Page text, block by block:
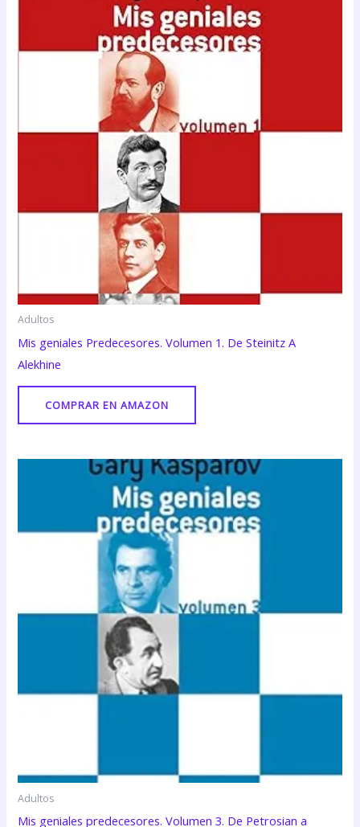
Adultos
Mis geniales Predecesores. Volumen 1. De Steinitz A
Alekhine
COMPRAR EN AMAZON
Adultos
Mis geniales predecesores. Volumen 3. De Petrosian a